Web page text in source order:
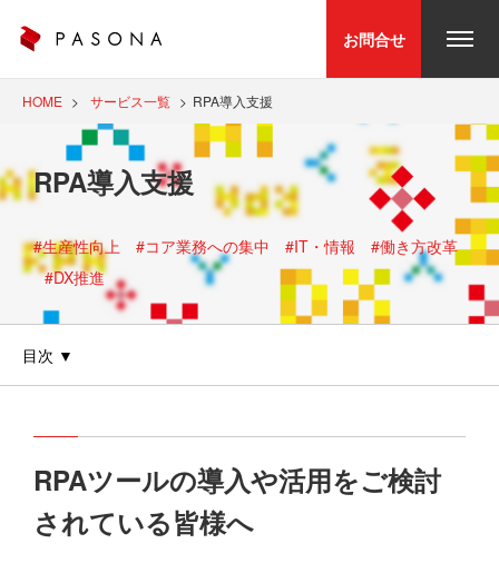
お問合せ
HOME サービス一覧 RPA導入支援
RPA導入支援
#生産性向上 #コア業務への集中 #IT・情報
#働き方改革
#DX推進
目次
RPAツールの導入や活用をご検討
されている皆様へ